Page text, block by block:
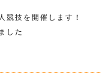
競技を開催します！
した